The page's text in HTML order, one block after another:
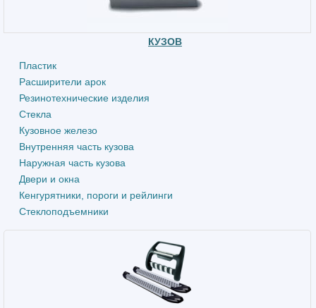
КУЗОВ
Пластик
Расширители арок
Резинотехнические изделия
Стекла
Кузовное железо
Внутренняя часть кузова
Наружная часть кузова
Двери и окна
Кенгурятники, пороги и рейлинги
Стеклоподъемники